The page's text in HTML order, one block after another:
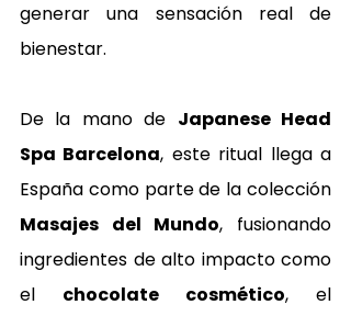
generar una sensación real de
bienestar.
De la mano de Japanese Head
Spa Barcelona, este ritual llega a
Masajes del Mundo, fusionando
ingredientes de alto impacto como
el chocolate cosmético